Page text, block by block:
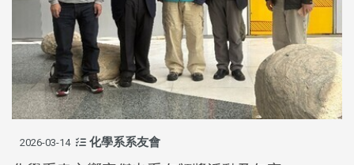
2026-03-14 化學系系友會